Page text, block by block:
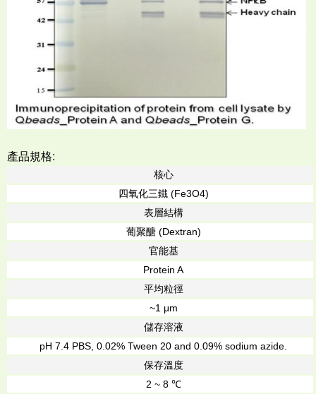
產品規格:
核心
四氧化三鐵 (Fe3O4)
表層結構
葡聚醣 (Dextran)
官能基
Protein A
平均粒徑
~1 μm
儲存溶液
pH 7.4 PBS, 0.02% Tween 20 and 0.09% sodium azide.
保存溫度
2 ~ 8 ℃